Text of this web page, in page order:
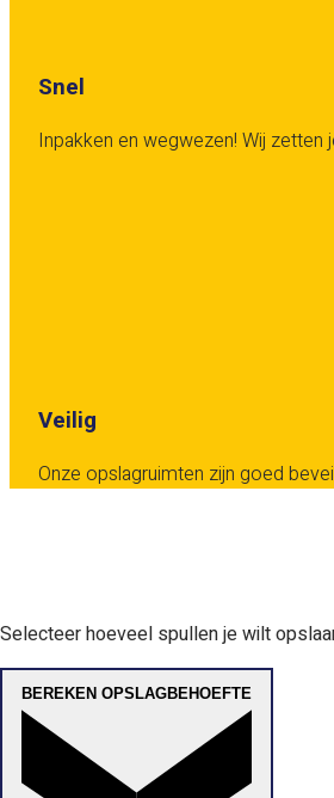
Snel
Inpakken en wegwezen! Wij
Veilig
Onze opslagruimten zijn goed
Selecteer hoeveel spullen je wilt
BEREKEN OPSLAGBEHOEFTE